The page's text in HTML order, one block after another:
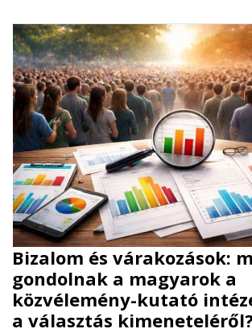
Bizalom és várakozások:
gondolnak a magyarok a
közvélemény-kutató
a választás